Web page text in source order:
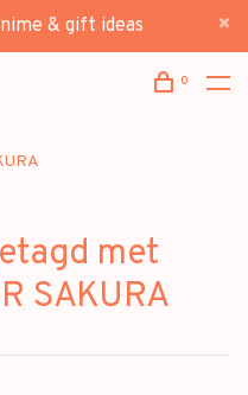
& gift ideas
0
met
SAKURA